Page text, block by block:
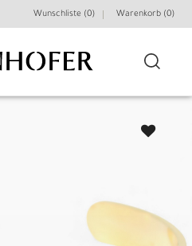
Wunschliste (0) Warenkorb (0)